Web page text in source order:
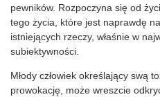
pewników. Rozpoczyna się od
tego życia, które jest naprawdę
istniejących rzeczy, właśnie w
subiektywności.
Młody człowiek określający swą
prowokację, może wreszcie